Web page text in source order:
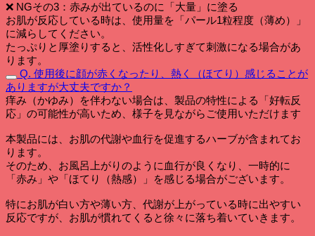
❌ NGその3：赤みが出ているのに「大量」に塗る
お肌が反応している時は、使用量を「パール1粒程度（薄め）」
に減らしてください。
たっぷりと厚塗りすると、活性化しすぎて刺激になる場合があ
ります。
Q. 使用後に顔が赤くなったり、熱く（ほてり）感じることが
ありますが大丈夫ですか？
痒み（かゆみ）を伴わない場合は、製品の特性による「好転反
応」の可能性が高いため、様子を見ながらご使用いただけます
本製品には、お肌の代謝や血行を促進するハーブが含まれてお
ります。
そのため、お風呂上がりのように血行が良くなり、一時的に
「赤み」や「ほてり（熱感）」を感じる場合がございます。
特にお肌が白い方や薄い方、代謝が上がっている時に出やすい
反応ですが、お肌が慣れてくると徐々に落ち着いていきます。